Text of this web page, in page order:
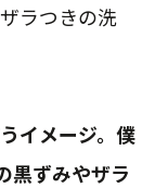
ラつきの洗
イメージ。僕
黒ずみやザラ